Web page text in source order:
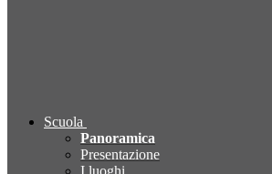
Scuola
Panoramica
Presentazione